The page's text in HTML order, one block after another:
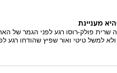
מעניינת
פולק-רוסו רגע לפני הגמר של
למשל טיטי ואור שפיץ שהודחו רגע